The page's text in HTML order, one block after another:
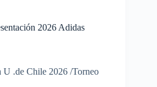
2026 Adidas
U .de Chile 2026 /Torneo